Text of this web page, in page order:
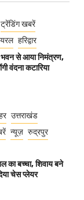
ट्रेंडिंग खबरें
हरिद्वार
भवन से आया निमंत्रण,
वंदना कटारिया
उत्तराखंड
न्यूज़ रुद्रपुर
का बच्चा, शिवाय बने
चेस प्लेयर